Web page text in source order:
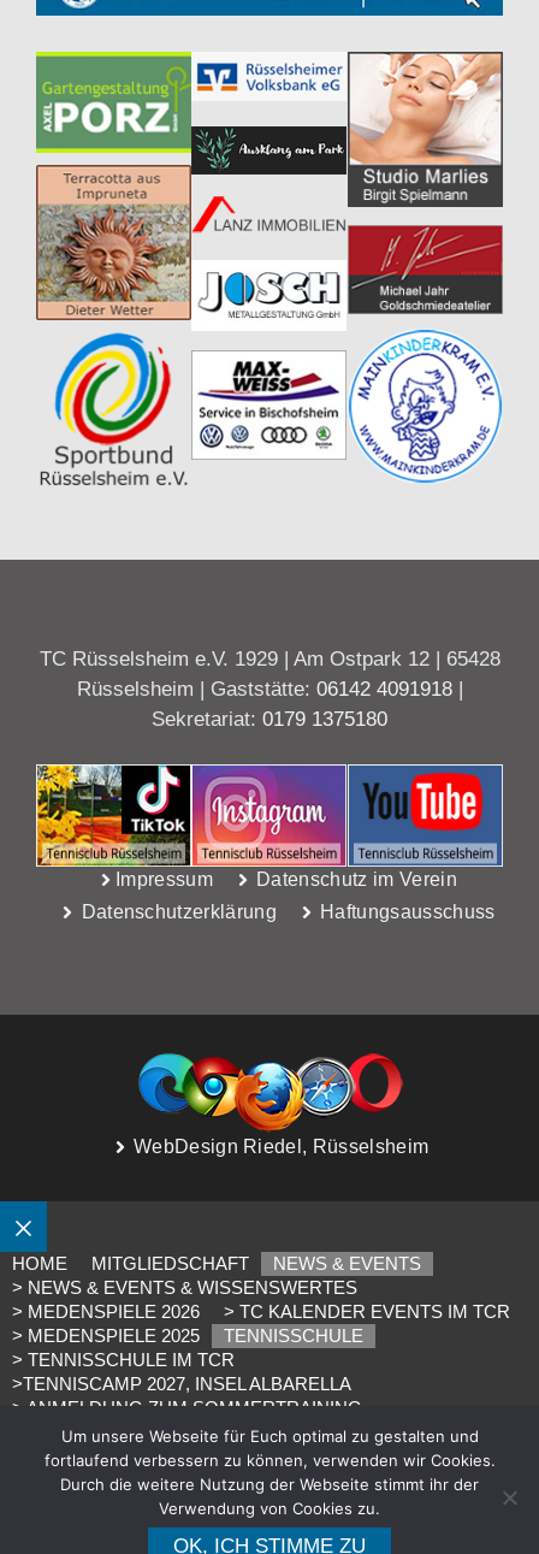
TC Rüsselsheim e.V. 1929 | Am Ostpark 12 | 65428
Rüsselsheim | Gaststätte: 06142 4091918|
Sekretariat: 0179 1375180
Impressum
Datenschutz im Verein
Datenschutzerklärung
Haftungsausschuss
WebDesign Riedel, Rüsselsheim
SCHLIESSEN
HOME MITGLIEDSCHAFT
NEWS & EVENTS
> NEWS & EVENTS & WISSENSWERTES
> MEDENSPIELE 2026
> TC KALENDER EVENTS IM TCR
> MEDENSPIELE 2025
TENNISSCHULE
> TENNISSCHULE IM TCR
>TENNISCAMP 2027, INSEL ALBARELLA
> ANMELDUNG ZUM SOMMERTRAINING
> NEWS ZUR TENNISSCHULE IM TCR
PLATZBUCHUNG
> FREIPLATZBUCHUNG
> HALLENPLATZBUCHUNG
> PLATZBUCHUNG
UNSER VEREIN
> UNSER VEREIN
> UNSERE MANNSCHAFTEN
> IMAGE FILM TC RÜSSELSHEIM
KONTAKT
Um unsere Webseite für Euch optimal zu gestalten und
fortlaufend verbessern zu können, verwenden wir Cookies.
Durch die weitere Nutzung der Webseite stimmt ihr der
Verwendung von Cookies zu.
OK, ICH STIMME ZU